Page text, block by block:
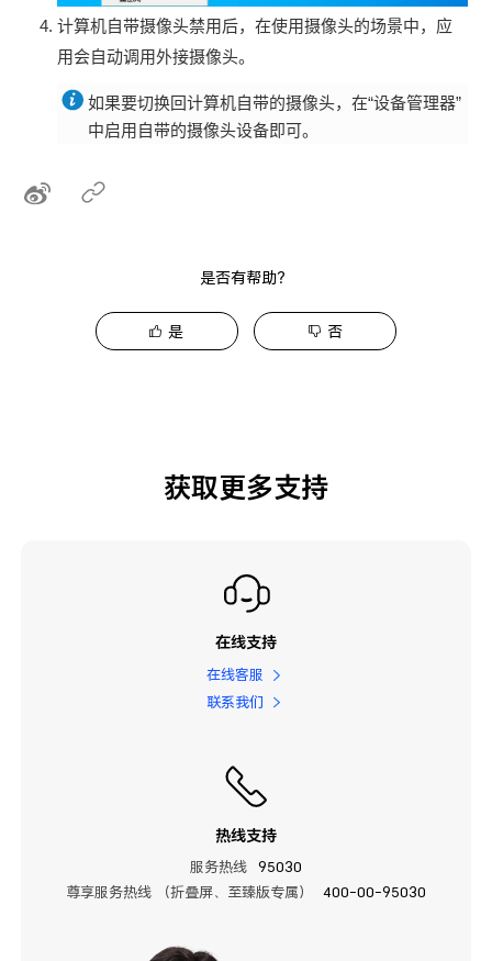
计算机自带摄像头禁用后，在使用摄像头的场景中，应
用会自动调用外接摄像头。
如果要切换回计算机自带的摄像头，在“设备管理器”
中启用自带的摄像头设备即可。
是否有帮助？
是 否
获取更多支持
在线支持
在线客服
联系我们
热线支持
服务热线
95030
尊享服务热线 （折叠屏、至臻版专属）
400-00-95030